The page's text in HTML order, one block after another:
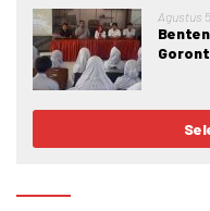
Kabila
Agustus